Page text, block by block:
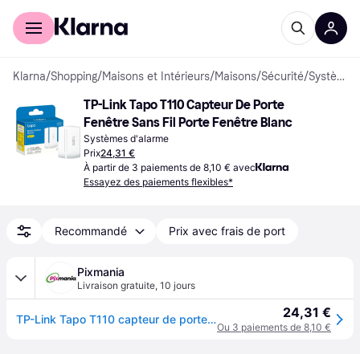
Acheter avec Klarna
Klarna/Shopping/Maisons et Intérieurs/Maisons/Sécurité/ Systèmes de Surveillance et d'Alarme
TP-Link Tapo T110 Capteur De Porte
Fenêtre Sans Fil Porte Fenêtre Blanc
Systèmes d'alarme
Prix24,31 €
À partir de 3 paiements de 8,10 € avec
Essayez des paiements flexibles*
Recommandé Prix avec frais de port
Pixmania
Livraison gratuite, 10 jours
TP-Link Tapo T110 capteur de porte/fenêtre Sans fil Porte/Fenêtre Blanc - Neuf 24,31 €
Ou 3 paiements de 8,10 €